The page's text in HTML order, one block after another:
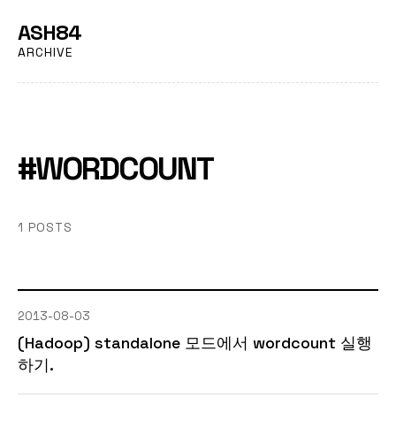
ASH84
ARCHIVE
#WORDCOUNT
1 POSTS
2013-08-03
(Hadoop) standalone 모드에서 wordcount 실행
하기.